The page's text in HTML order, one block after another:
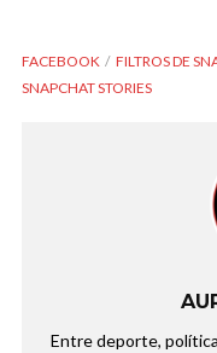
FACEBOOK FILTROS DE
SNAPCHAT STORIES
Entre deporte,